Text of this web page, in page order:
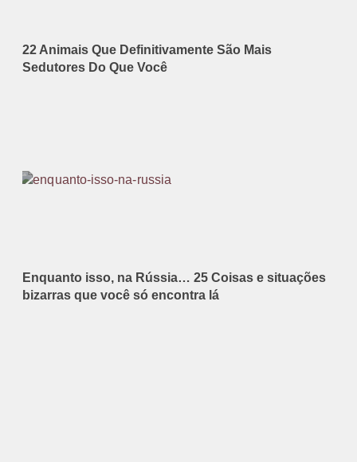
22 Animais Que Definitivamente São Mais
Sedutores Do Que Você
Enquanto isso, na Rússia… 25 Coisas e situações
bizarras que você só encontra lá